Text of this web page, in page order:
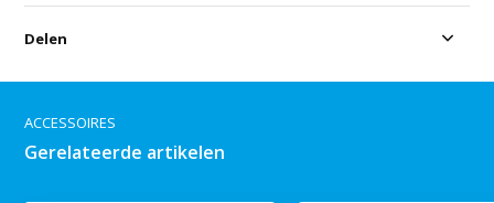
Delen
ACCESSOIRES
Gerelateerde artikelen